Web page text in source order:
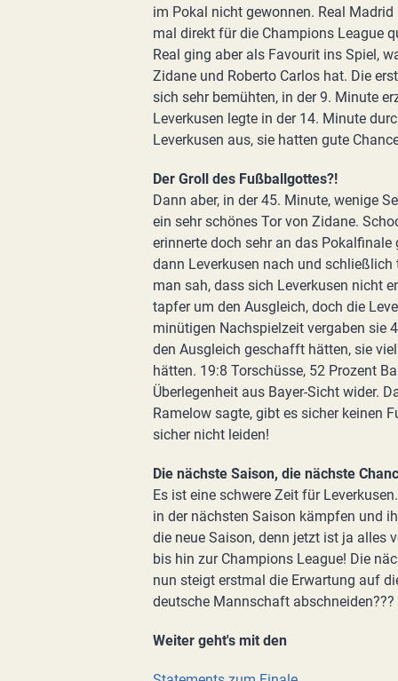
im Pokal nicht gewonnen. Real
mal direkt für die Champions League
Real ging aber als Favourit ins Spiel,
Zidane und Roberto Carlos hat. Die
sich sehr bemühten, in der 9. Minute
Leverkusen legte in der 14. Minute
Leverkusen aus, sie hatten gute
Der Groll des Fußballgottes?!
Dann aber, in der 45. Minute, wenige
ein sehr schönes Tor von Zidane.
erinnerte doch sehr an das
dann Leverkusen nach und
man sah, dass sich Leverkusen nicht
tapfer um den Ausgleich, doch die
minütigen Nachspielzeit vergaben sie
den Ausgleich geschafft hätten, sie
hätten. 19:8 Torschüsse, 52 Prozent
Überlegenheit aus Bayer-Sicht wider.
Ramelow sagte, gibt es sicher keinen
sicher nicht leiden!
Die nächste Saison, die nächste
Es ist eine schwere Zeit für
in der nächsten Saison kämpfen und
die neue Saison, denn jetzt ist ja alles
bis hin zur Champions League! Die
nun steigt erstmal die Erwartung auf
deutsche Mannschaft
Weiter geht's mit den